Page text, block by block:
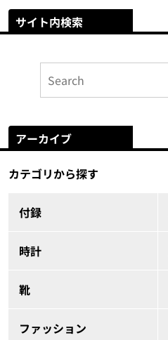
サイト内検索
アーカイブ
カテゴリから探す
付録
時計
靴
ファッション